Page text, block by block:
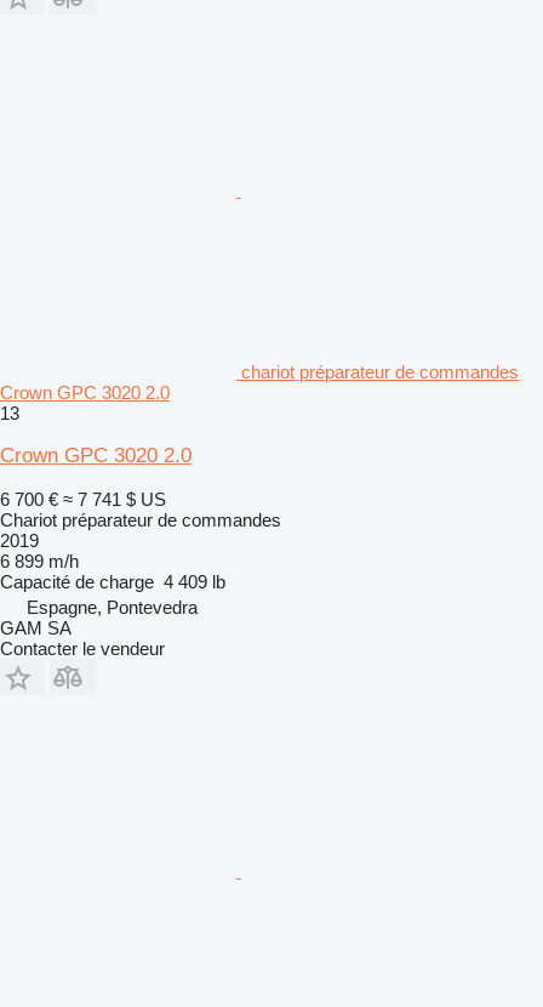
chariot préparateur de commandes
Crown GPC 3020 2.0
13
Crown GPC 3020 2.0
6 700 € ≈ 7 741 $ US
Chariot préparateur de commandes
2019
6 899 m/h
Capacité de charge 4 409 lb
Espagne, Pontevedra
GAM SA
Contacter le vendeur